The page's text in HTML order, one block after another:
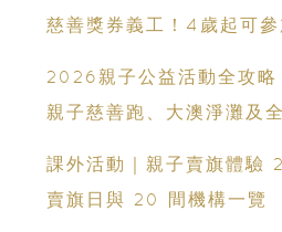
慈善獎券義工！4歲起可
2026親子公益活動全攻略
親子慈善跑、大澳淨灘及
課外活動｜親子賣旗體驗
賣旗日與 20 間機構一覽